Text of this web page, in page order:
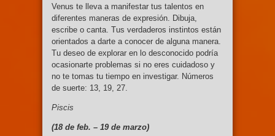
Venus te lleva a manifestar tus talentos en
diferentes maneras de expresión. Dibuja,
escribe o canta. Tus verdaderos instintos están
orientados a darte a conocer de alguna manera.
Tu deseo de explorar en lo desconocido podría
ocasionarte problemas si no eres cuidadoso y
no te tomas tu tiempo en investigar. Números
de suerte: 13, 19, 27.
Piscis
(18 de feb. – 19de marzo)